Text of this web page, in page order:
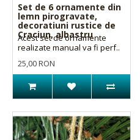
Set de 6 ornamente din
lemn pirogravate,
decoratiuni rustice de
Craciun, albastru
Acest set de ornamente
realizate manual va fi perf..
25,00 RON